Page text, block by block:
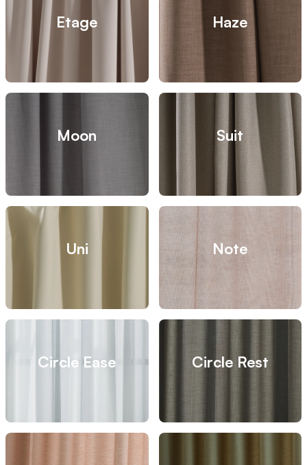
Etage Haze
Moon Suit
Uni Note
Circle Ease Circle Rest